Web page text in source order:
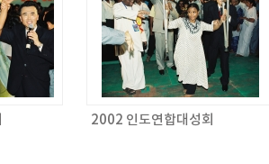
2002 인도연합대성회